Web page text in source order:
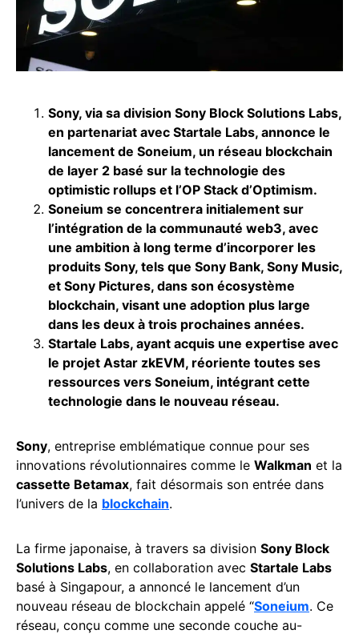
Sony, via sa division Sony Block Solutions Labs,
en partenariat avec Startale Labs, annonce le
lancement de Soneium, un réseau blockchain
de layer 2 basé sur la technologie des
optimistic rollups et l’OP Stack d’Optimism.
Soneium se concentrera initialement sur
l’intégration de la communauté web3, avec
une ambition à long terme d’incorporer les
produits Sony, tels que Sony Bank, Sony Music,
et Sony Pictures, dans son écosystème
blockchain, visant une adoption plus large
dans les deux à trois prochaines années.
Startale Labs, ayant acquis une expertise avec
le projet Astar zkEVM, réoriente toutes ses
ressources vers Soneium, intégrant cette
technologie dans le nouveau réseau.
Sony, entreprise emblématique connue pour ses
innovations révolutionnaires comme le Walkman et la
cassette Betamax, fait désormais son entrée dans
l’univers de la blockchain.
La firme japonaise, à travers sa division Sony Block
Solutions Labs, en collaboration avec Startale Labs
basé à Singapour, a annoncé le lancement d’un
nouveau réseau de blockchain appelé “Soneium. Ce
réseau, conçu comme une seconde couche au-